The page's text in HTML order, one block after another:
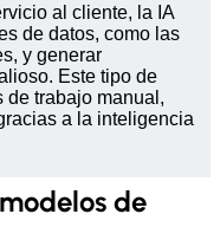
al cliente, la IA
de datos, como las
y generar
Este tipo de
de trabajo manual,
a la inteligencia
de